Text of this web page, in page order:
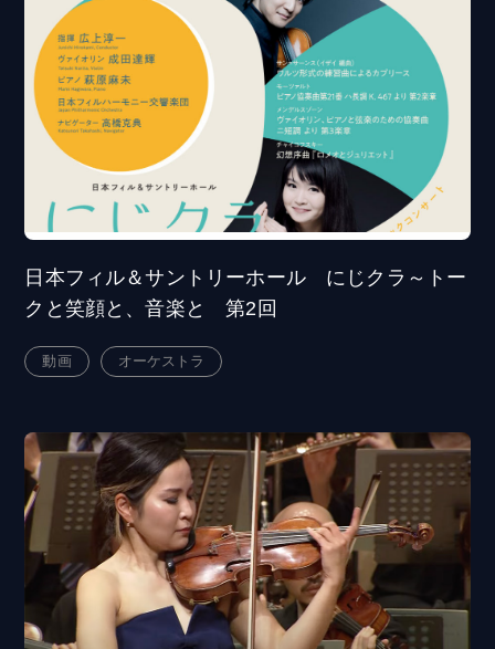
日本フィル＆サントリーホール にじクラ～トー
クと笑顔と、音楽と 第2回
動画 オーケストラ